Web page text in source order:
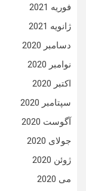
فوریه 2021
ژانویه 2021
دسامبر 2020
نوامبر 2020
اکتبر 2020
سپتامبر 2020
آگوست 2020
جولای 2020
ژوئن 2020
می 2020